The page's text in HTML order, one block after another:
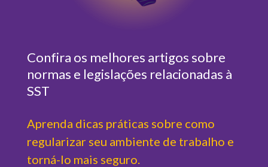
Confira os melhores artigos sobre
normas e legislações relacionadas à
SST
Aprenda dicas práticas sobre como
regularizar seu ambiente de trabalho e
torná-lo mais seguro.